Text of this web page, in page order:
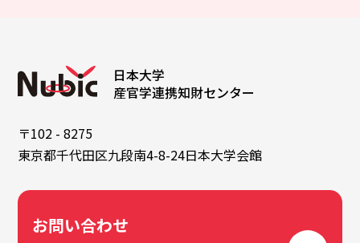
日本大学
産官学連携知財センター
〒102 - 8275
東京都千代田区九段南4-8-24日本大学会館
お問い合わせ